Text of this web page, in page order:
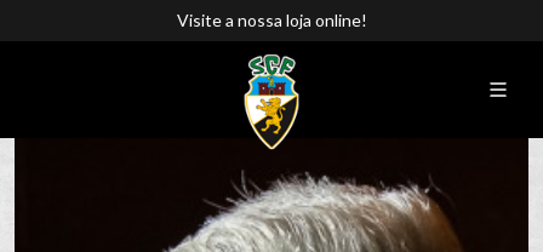
Visite a nossa loja online!